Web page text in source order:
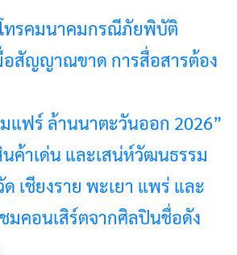
ทรคมนาคมกรณีภัยพิบัติ
อสัญญาณขาด การสื่อสารต้อง
แฟร์ ล้านนาตะวันออก 2026”
ค้าเด่น และเสน่ห์วัฒนธรรม
เชียงราย พะเยา แพร่ และ
มคอนเสิร์ตจากศิลปินชื่อดัง